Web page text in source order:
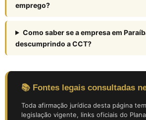
emprego?
Como saber se a empresa em
descumprindo a CCT?
📚 Fontes legais consultadas
Toda afirmação jurídica desta página
legislação vigente, links oficiais do